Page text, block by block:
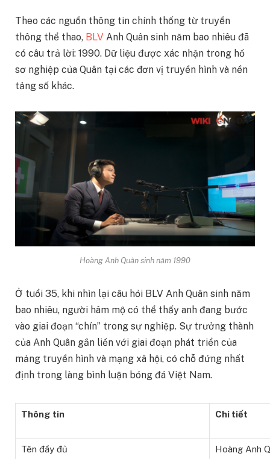
Theo các nguồn thông tin chính thống từ truyền
thông thể thao, BLV Anh Quân sinh năm bao nhiêu đã
có câu trả lời: 1990. Dữ liệu được xác nhận trong hồ
sơ nghiệp của Quân tại các đơn vị truyền hình và nền
tảng số khác.
Hoàng Anh Quân sinh năm 1990
Ở tuổi 35, khi nhìn lại câu hỏi BLV Anh Quân sinh năm
bao nhiêu, người hâm mộ có thể thấy anh đang bước
vào giai đoạn “chín” trong sự nghiệp. Sự trưởng thành
của Anh Quân gắn liền với giai đoạn phát triển của
mảng truyền hình và mạng xã hội, có chỗ đứng nhất
định trong làng bình luận bóng đá Việt Nam.
Thông tin Chi tiết
Tên đầy đủ Hoàng Anh